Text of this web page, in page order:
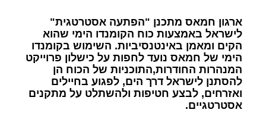
ארגון חמאס מתכנן "הפתעה אסטרטגית"
לישראל באמצעות כוח הקומנדו הימי שהוא
הקים ומאמן באינטנסיביות. השימוש בקומנדו
הימי של חמאס נועד לחפות על כישלון פרוייקט
המנהרות החודרות,התוכניות של הכוח הן
להסתנן לישראל דרך הים, לפגוע בחיילים
ואזרחים, לבצע חטיפות ולהשתלט על מתקנים
אסטרטגיים.